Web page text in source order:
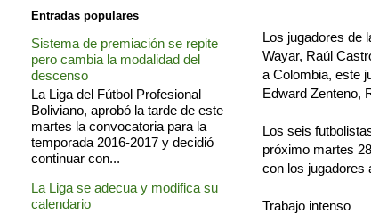
Los jugadores de
Wayar, Raúl
a Colombia, este
Edward Zenteno,
Los seis
próximo martes
con los jugadores
Trabajo intenso
Entradas populares
Sistema de premiación se repite
pero cambia la modalidad del
descenso
La Liga del Fútbol Profesional
Boliviano, aprobó la tarde de este
martes la convocatoria para la
temporada 2016-2017 y decidió
continuar con...
La Liga se adecua y modifica su
calendario